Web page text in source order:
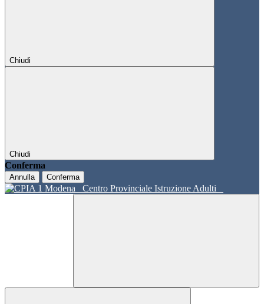
Chiudi
Chiudi
Conferma
Annulla Conferma
Centro Provinciale Istruzione Adulti